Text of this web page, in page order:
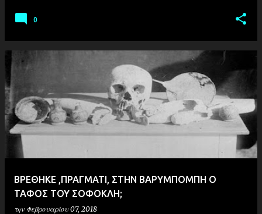
0
ΒΡΕΘΗΚΕ ,ΠΡΑΓΜΑΤΙ, ΣΤΗΝ ΒΑΡΥΜΠΟΜΠΗ Ο
ΤΑΦΟΣ ΤΟΥ ΣΟΦΟΚΛΗ;
την Φεβρουαρίου 07, 2018